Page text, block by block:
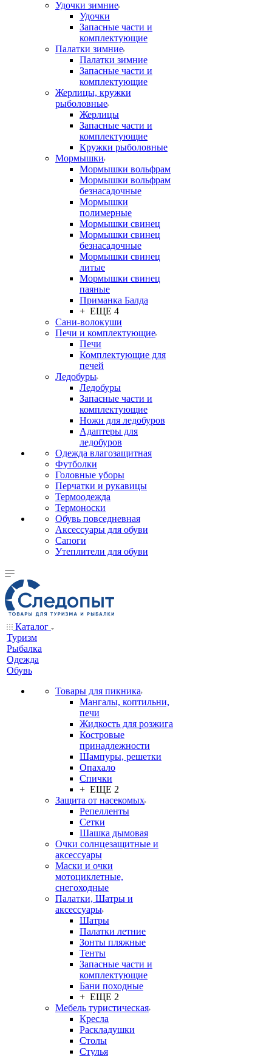
Удочки зимние
Удочки
Запасные части и
комплектующие
Палатки зимние
Палатки зимние
Запасные части и
комплектующие
Жерлицы, кружки
рыболовные
Жерлицы
Запасные части и
комплектующие
Кружки рыболовные
Мормышки
Мормышки вольфрам
Мормышки вольфрам
безнасадочные
Мормышки
полимерные
Мормышки свинец
Мормышки свинец
безнасадочные
Мормышки свинец
литые
Мормышки свинец
паяные
Приманка Балда
+ ЕЩЕ 4
Сани-волокуши
Печи и комплектующие
Печи
Комплектующие для
печей
Ледобуры
Ледобуры
Запасные части и
комплектующие
Ножи для ледобуров
Адаптеры для
ледобуров
Одежда влагозащитная
Футболки
Головные уборы
Перчатки и рукавицы
Термоодежда
Термоноски
Обувь повседневная
Аксессуары для обуви
Сапоги
Утеплители для обуви
Каталог
Туризм
Рыбалка
Одежда
Обувь
Товары для пикника
Мангалы, коптильни,
печи
Жидкость для розжига
Костровые
принадлежности
Шампуры, решетки
Опахало
Спички
+ ЕЩЕ 2
Защита от насекомых
Репелленты
Сетки
Шашка дымовая
Очки солнцезащитные и
аксессуары
Маски и очки
мотоциклетные,
снегоходные
Палатки, Шатры и
аксессуары
Шатры
Палатки летние
Зонты пляжные
Тенты
Запасные части и
комплектующие
Бани походные
+ ЕЩЕ 2
Мебель туристическая
Кресла
Раскладушки
Столы
Стулья